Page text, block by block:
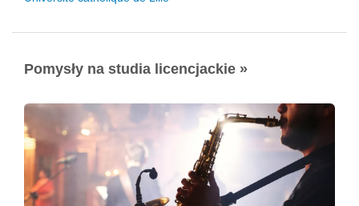
Pomysły na studia licencjackie »